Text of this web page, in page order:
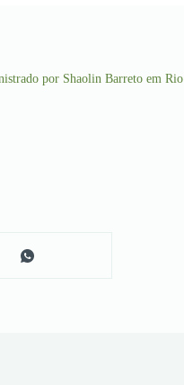
por Shaolin Barreto em Rio